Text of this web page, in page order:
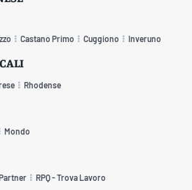
Castano Primo Cuggiono Inveruno
Rhodense
Mondo
RPQ - Trova Lavoro